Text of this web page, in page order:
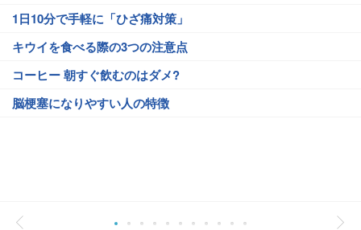
1日10分で手軽に「ひざ痛対策」
キウイを食べる際の3つの注意点
コーヒー 朝すぐ飲むのはダメ?
脳梗塞になりやすい人の特徴